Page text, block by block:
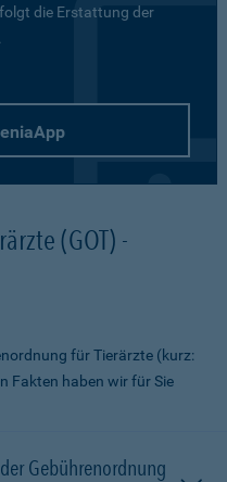
die Erstattung der
(GOT) -
für Tierärzte (kurz:
Fakten haben wir für Sie
Gebührenordnung